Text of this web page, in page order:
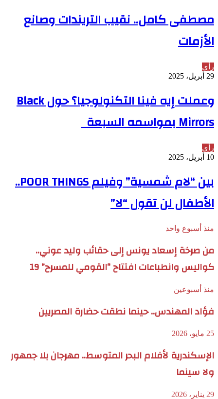
مصطفى كامل.. نقيب التريندات وصانع
الأزمات
رأي
29 أبريل، 2025
وعملت إيه فينا التكنولوجيا؟ حول Black
Mirrors بمواسمه السبعة
رأي
10 أبريل، 2025
بين “لام شمسية” وفيلم POOR THINGS..
الأطفال لن تقول “لا”
منذ أسبوع واحد
من صرخة إسعاد يونس إلى حقائب وليد عوني..
كواليس وانطباعات افتتاح “القومي للمسرح” 19
منذ أسبوعين
فؤاد المهندس.. حينما نطقت حضارة المصريين
25 مايو، 2026
الإسكندرية لأفلام البحر المتوسط.. مهرجان بلا جمهور
ولا سينما
29 يناير، 2026